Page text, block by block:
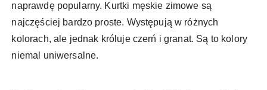
naprawdę popularny. Kurtki męskie zimowe są
najczęściej bardzo proste. Występują w różnych
kolorach, ale jednak króluje czerń i granat. Są to kolory
niemal uniwersalne.